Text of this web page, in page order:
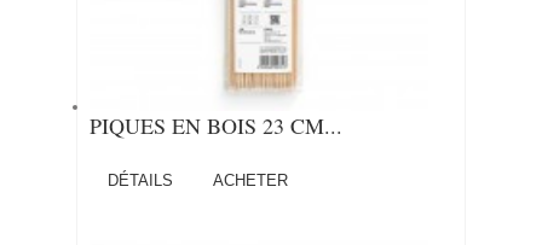
PIQUES EN BOIS 23 CM...
DÉTAILS ACHETER